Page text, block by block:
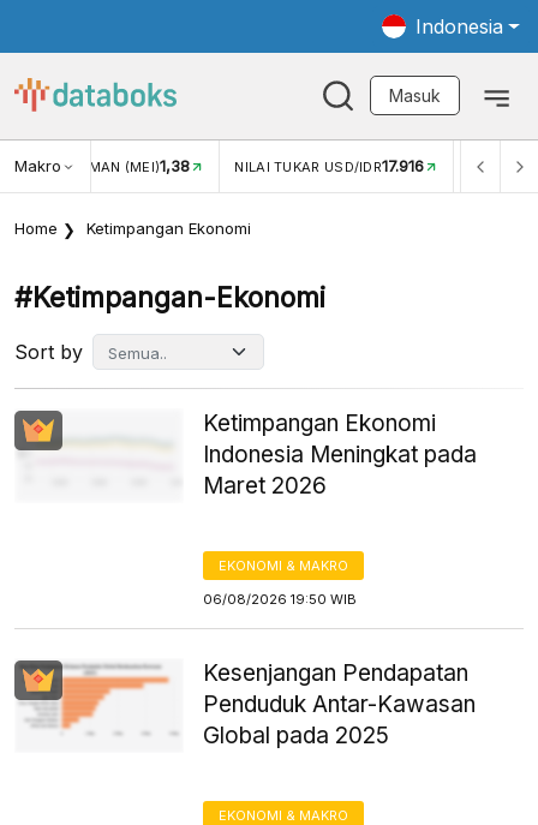
Indonesia
Masuk
Makro
USD/IDR 17.916 INFLASI YOY (JUL)2,88% INFLASI MOM (JUL)
Home Ketimpangan Ekonomi
#ketimpangan-Ekonomi
Sort by
Ketimpangan Ekonomi
Indonesia Meningkat pada
Maret 2026
EKONOMI & MAKRO
06/08/2026 19:50 WIB
Kesenjangan Pendapatan
Penduduk Antar-Kawasan
Global pada 2025
EKONOMI & MAKRO